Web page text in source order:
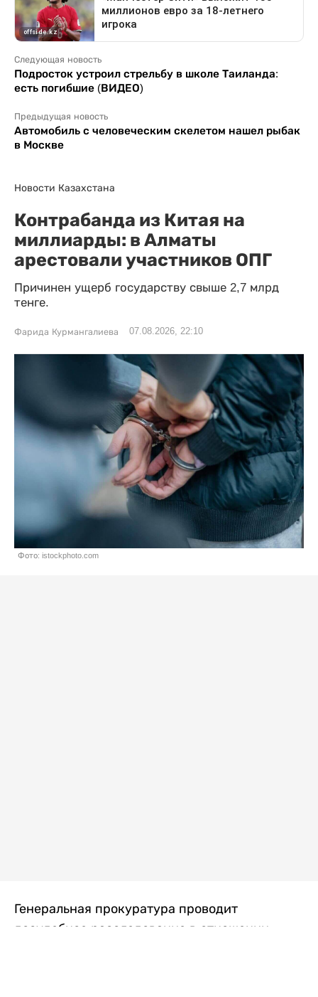
Следующая новость
Подросток устроил стрельбу в школе Таиланда:
есть погибшие (ВИДЕО)
Предыдущая новость
Автомобиль с человеческим скелетом нашел рыбак
в Москве
Новости Казахстана
Контрабанда из Китая на
миллиарды: в Алматы
арестовали участников ОПГ
Причинен ущерб государству свыше 2,7 млрд
тенге.
Фарида Курмангалиева 07.08.2026, 22:10
Фото: istockphoto.com
Генеральная прокуратура проводит
досудебное расследование в отношении